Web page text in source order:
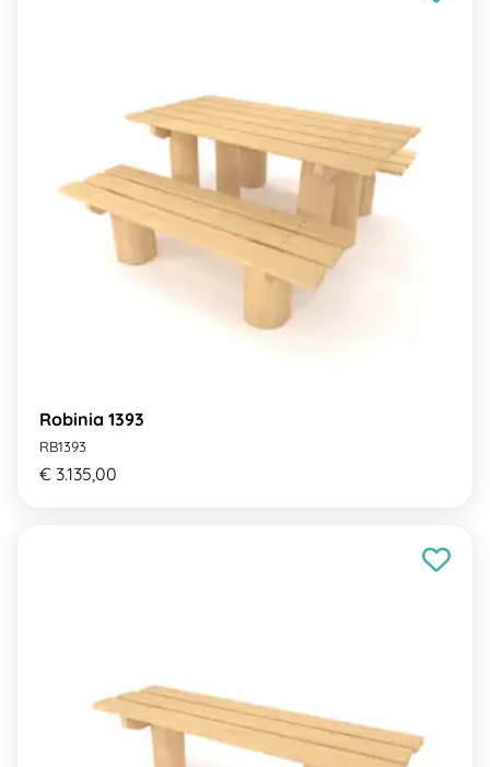
Robinia 1393
RB1393
€ 3.135,00